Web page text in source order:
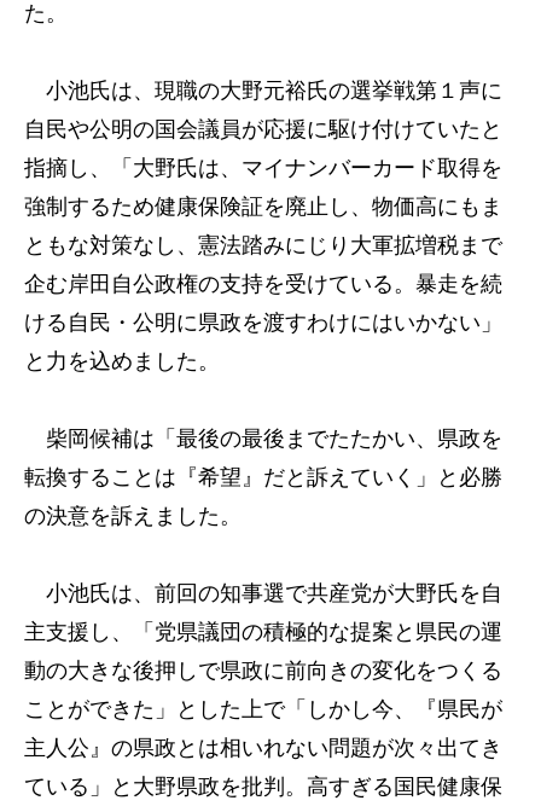
た。
小池氏は、現職の大野元裕氏の選挙戦第１声に
自民や公明の国会議員が応援に駆け付けていたと
指摘し、「大野氏は、マイナンバーカード取得を
強制するため健康保険証を廃止し、物価高にもま
ともな対策なし、憲法踏みにじり大軍拡増税まで
企む岸田自公政権の支持を受けている。暴走を続
ける自民・公明に県政を渡すわけにはいかない」
と力を込めました。
柴岡候補は「最後の最後までたたかい、県政を
転換することは『希望』だと訴えていく」と必勝
の決意を訴えました。
小池氏は、前回の知事選で共産党が大野氏を自
主支援し、「党県議団の積極的な提案と県民の運
動の大きな後押しで県政に前向きの変化をつくる
ことができた」とした上で「しかし今、『県民が
主人公』の県政とは相いれない問題が次々出てき
ている」と大野県政を批判。高すぎる国民健康保